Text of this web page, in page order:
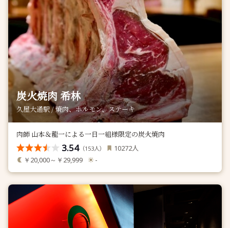
炭火焼肉 希林
久屋大通駅 / 焼肉、ホルモン、ステーキ
肉師 山本＆龍一による一日一組様限定の炭火焼肉
3.54（153人） 10272人
￥20,000～￥29,999 -